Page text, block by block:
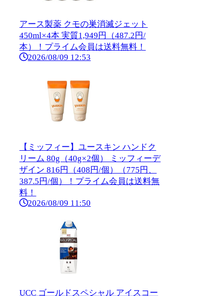
アース製薬 クモの巣消滅ジェット
450ml×4本 実質1,949円（487.2円/
本）！プライム会員は送料無料！
2026/08/09 12:53
【ミッフィー】ユースキン ハンドク
リーム 80g（40g×2個） ミッフィーデ
ザイン 816円（408円/個）（775円、
387.5円/個）！プライム会員は送料無
料！
2026/08/09 11:50
UCC ゴールドスペシャル アイスコー